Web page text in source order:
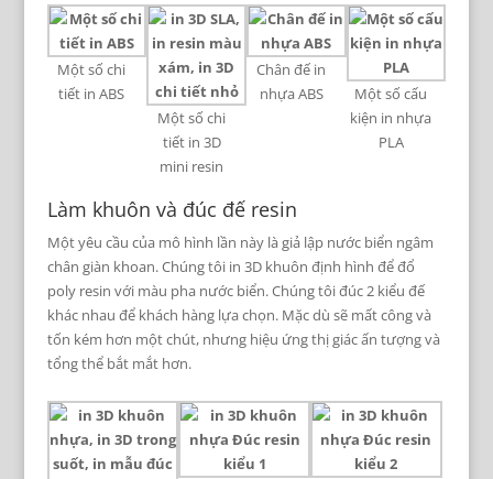
Một số chi
tiết in ABS
Một số chi
tiết in 3D
mini resin
Chân đế in
nhựa ABS
Một số cấu
kiện in nhựa
PLA
Làm khuôn và đúc đế resin
Một yêu cầu của mô hình lần này là giả lập nước biển ngâm
chân giàn khoan. Chúng tôi in 3D khuôn định hình để đổ
poly resin với màu pha nước biển. Chúng tôi đúc 2 kiểu đế
khác nhau để khách hàng lựa chọn. Mặc dù sẽ mất công và
tốn kém hơn một chút, nhưng hiệu ứng thị giác ấn tượng và
tổng thể bắt mắt hơn.